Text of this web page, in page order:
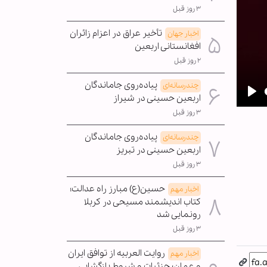
۳ روز قبل
اخبار جهان تأخیر عراق در اعزام زائران
افغانستانی اربعین
۲ روز قبل
چندرسانه‌ای پیاده‌روی جاماندگان
اربعین حسینی در شیراز
۳ روز قبل
چندرسانه‌ای پیاده‌روی جاماندگان
اربعین حسینی در تبریز
۳ روز قبل
اخبار مهم حسین(ع) مبارز راه عدالت؛
کتاب اندیشمند مسیحی در کربلا
رونمایی شد
۳ روز قبل
اخبار مهم روایت العربیه از توافق ایران